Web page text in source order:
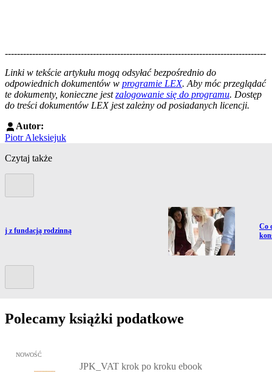
--------------------------------------------------------------------------------------
Linki w tekście artykułu mogą odsyłać bezpośrednio do
odpowiednich dokumentów w programie LEX. Aby móc przeglądać
te dokumenty, konieczne jestzalogowanie się do programu. Dostęp
do treści dokumentów LEX jest zależny od posiadanych licencji.
Autor:
Piotr Aleksiejuk
Czytaj także
do artykułu:
z fundacją rodzinną
Co
Polecamy książki podatkowe
Przejdź do: JPK_VAT krok po kroku ebook, Patrycja Kubiesa -
NOWOŚĆ
JPK_VAT krok po kroku ebook